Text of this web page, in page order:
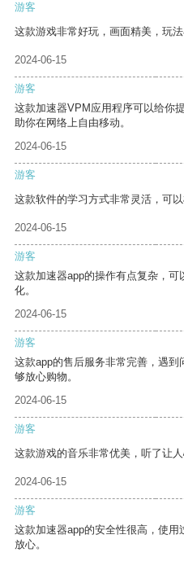
游客
这款游戏非常好玩，画面精美，玩法
2024-06-15
游客
这款加速器VPM应用程序可以给你
助你在网络上自由移动。
2024-06-15
游客
这款软件的学习方式非常灵活，可
2024-06-15
游客
这款加速器app的操作有点复杂，
化。
2024-06-15
游客
这款app的售后服务非常完善，遇
够放心购物。
2024-06-15
游客
这款游戏的音乐非常优美，听了让人
2024-06-15
游客
这款加速器app的安全性很高，使
放心。